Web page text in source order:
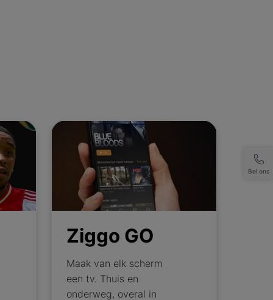
Ziggo GO
Ziggo GO
Maak van elk scherm
een tv. Thuis en
onderweg, overal in
Bel ons